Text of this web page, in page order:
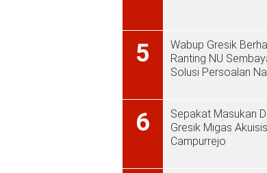
5
Wabup Gresik
Ranting NU
Solusi Persoalan
6
Sepakat Masukan
Gresik Migas
Campurrejo